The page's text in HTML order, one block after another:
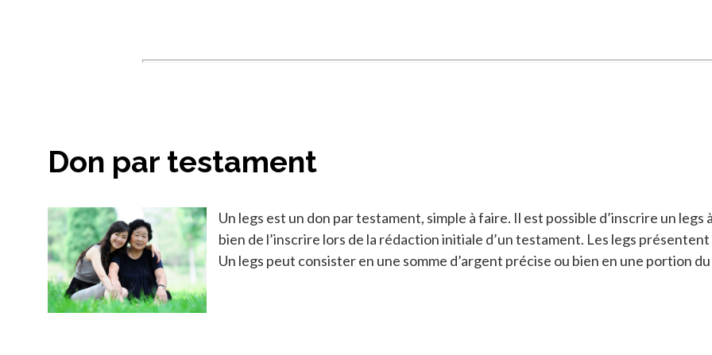
Don par testament
Un legs est un don par testament, simple à faire. Il est possible d’inscrire un
bien de l’inscrire lors de la rédaction initiale d’un testament. Les legs
Un legs peut consister en une somme d’argent précise ou bien en une portion